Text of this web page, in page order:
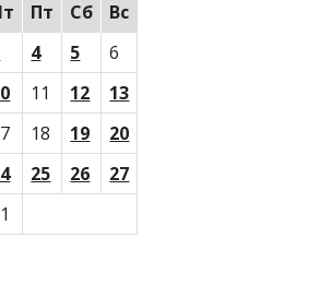
Пт Сб
Вс
4 5
6
11 12
13
18 19
20
25 26
27